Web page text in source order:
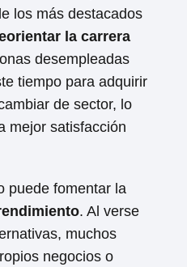
los más destacados
la carrera
desempleadas
tiempo para adquirir
de sector, lo
mejor satisfacción
puede fomentar la
. Al verse
muchos
negocios o